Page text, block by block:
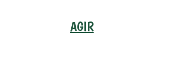
AGIR